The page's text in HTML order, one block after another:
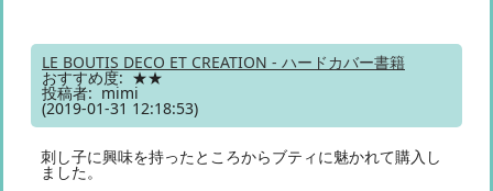
LE BOUTIS DECO ET CREATION - ハードカバー書籍
おすすめ度: ★★
投稿者: mimi
(2019-01-31 12:18:53)
刺し子に興味を持ったところからブティに魅かれて購入し
ました。